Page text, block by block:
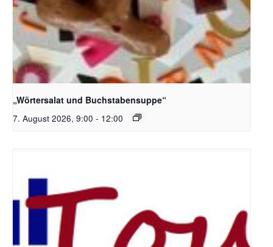
Bildquelle_ Pixabay Free_Christoph Meinersmann
„Wörtersalat und Buchstabensuppe“
7. August 2026, 9:00 - 12:00